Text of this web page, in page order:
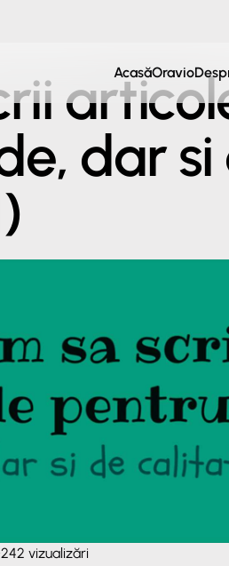
AcasăOravio
dar si
242 vizualizări